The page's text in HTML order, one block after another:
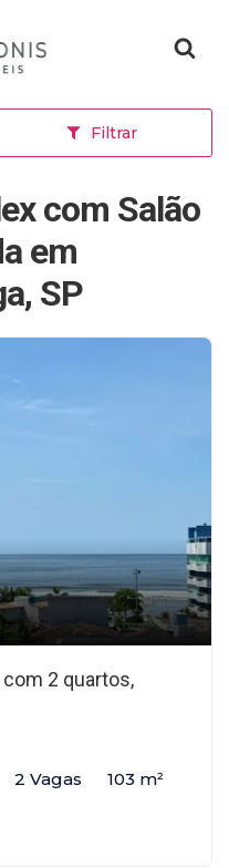
Filtrar
com Salão
em
SP
com 2 quartos,
2 Vagas 103 m²